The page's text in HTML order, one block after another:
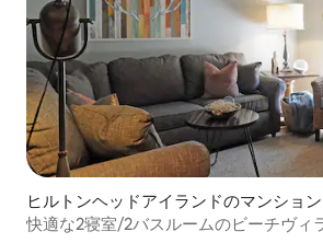
ヒルトンヘッドアイランドのマンショ
パート
快適な2寝室/2バスルームのビーチヴィ